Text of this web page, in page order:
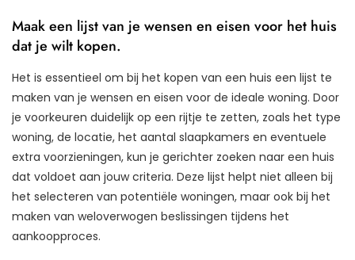
Maak een lijst van je wensen en eisen voor het huis
dat je wilt kopen.
Het is essentieel om bij het kopen van een huis een lijst te
maken van je wensen en eisen voor de ideale woning. Door
je voorkeuren duidelijk op een rijtje te zetten, zoals het type
woning, de locatie, het aantal slaapkamers en eventuele
extra voorzieningen, kun je gerichter zoeken naar een huis
dat voldoet aan jouw criteria. Deze lijst helpt niet alleen bij
het selecteren van potentiële woningen, maar ook bij het
maken van weloverwogen beslissingen tijdens het
aankoopproces.